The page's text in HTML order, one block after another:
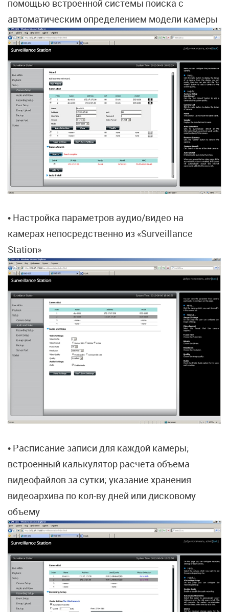
помощью встроенной системы поиска с
автоматическим определением модели камеры
• Настройка параметров аудио/видео на
камерах непосредственно из «Surveillance
Station»
• Расписание записи для каждой камеры;
встроенный калькулятор расчета объема
видеофайлов за сутки; указание хранения
видеоархива по кол-ву дней или дисковому
объему